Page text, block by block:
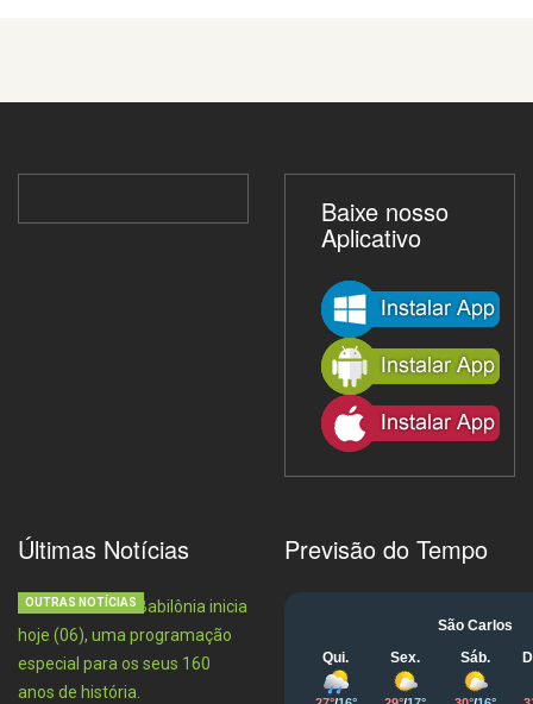
Baixe nosso
Aplicativo
Últimas Notícias
OUTRAS NOTÍCIAS
Previsão do Tempo